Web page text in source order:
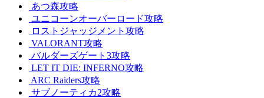
あつ森攻略
ユニコーンオーバーロード攻略
ロストジャッジメント攻略
VALORANT攻略
バルダーズゲート3攻略
LET IT DIE: INFERNO攻略
ARC Raiders攻略
サブノーティカ2攻略